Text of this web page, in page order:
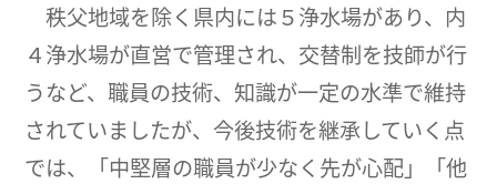
秩父地域を除く県内には５浄水場があり、内
４浄水場が直営で管理され、交替制を技師が行
うなど、職員の技術、知識が一定の水準で維持
されていましたが、今後技術を継承していく点
では、「中堅層の職員が少なく先が心配」「他